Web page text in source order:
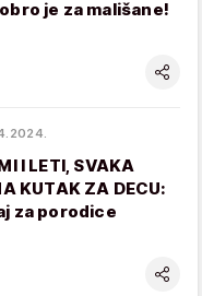
je za mališane!
I LETI, SVAKA
KUTAK ZA DECU:
za porodice